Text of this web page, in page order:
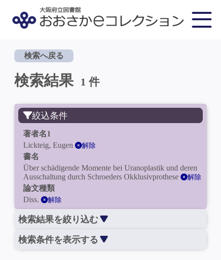
検索へ戻る
検索結果 1 件
絞込条件
著者名1
Lickteig, Eugen
解除
書名
Über schädigende Momente bei Uranoplastik und deren
Ausschaltung durch Schroeders Okklusivprothese
解除
論文種類
Diss.
解除
検索結果を絞り込む
検索条件を表示する